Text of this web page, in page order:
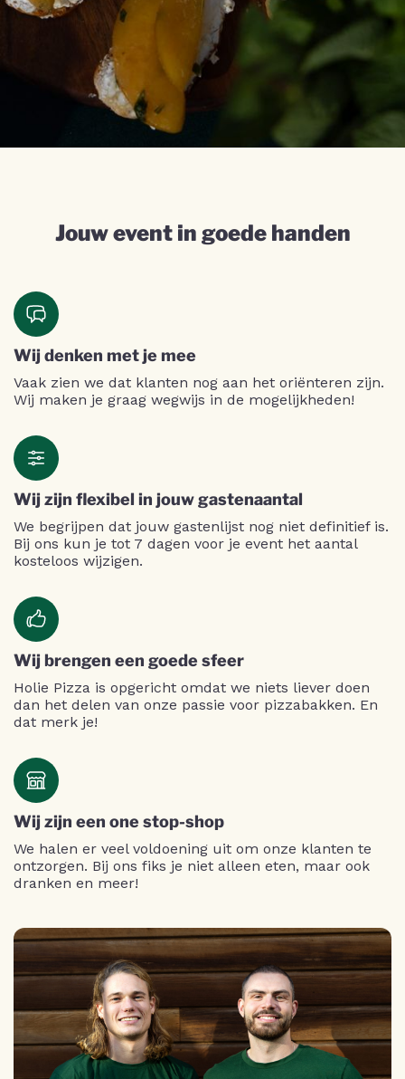
Jouw event in goede handen
Wij denken met je mee
Vaak zien we dat klanten nog aan het oriënteren zijn.
Wij maken je graag wegwijs in de mogelijkheden!
Wij zijn flexibel in jouw gastenaantal
We begrijpen dat jouw gastenlijst nog niet definitief is.
Bij ons kun je tot 7 dagen voor je event het aantal
kosteloos wijzigen.
Wij brengen een goede sfeer
Holie Pizza is opgericht omdat we niets liever doen
dan het delen van onze passie voor pizzabakken. En
dat merk je!
Wij zijn een one stop-shop
We halen er veel voldoening uit om onze klanten te
ontzorgen. Bij ons fiks je niet alleen eten, maar ook
dranken en meer!